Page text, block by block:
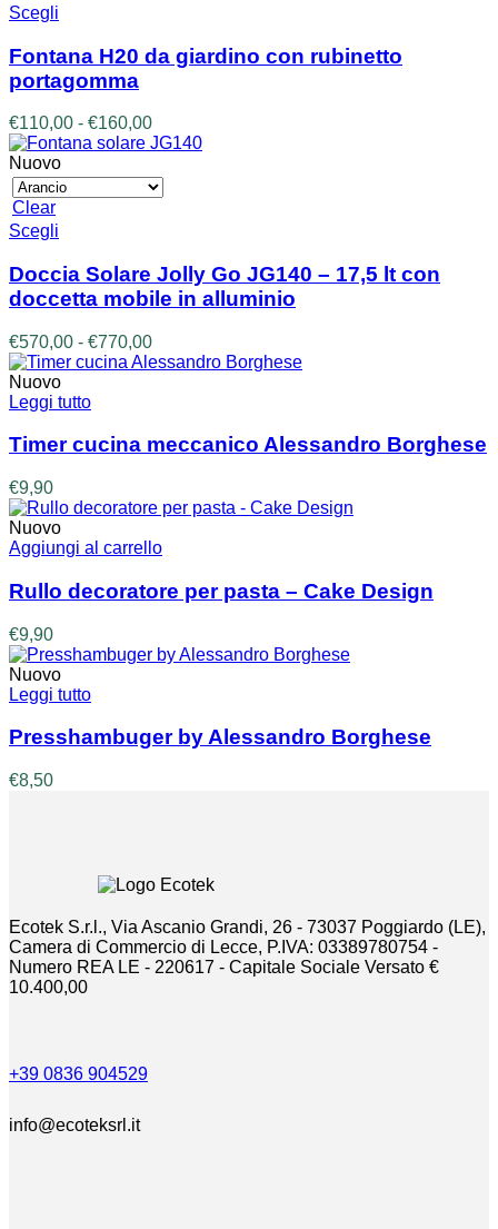
prodotto
Scegli
ha
più
varianti.
Le
opzioni
possono
essere
scelte
prodotto
Fontana H20 da giardino con rubinetto
portagomma
€110,00 - €160,00Fascia
di
da
€110,00
Nuovo
Clear
Scegli
ha
più
varianti.
opzioni
possono
essere
scelte
pagina
Doccia Solare Jolly Go JG140 – 17,5 lt con
doccetta mobile in alluminio
€570,00 - €770,00Fascia
di
a
Nuovo
Leggi tutto
Timer cucina meccanico Alessandro Borghese
€9,90
Nuovo
Aggiungi al carrello
Rullo decoratore per pasta – Cake Design
€9,90
Nuovo
Leggi tutto
Presshambuger by Alessandro Borghese
€8,50
Ecotek S.r.l., Via Ascanio Grandi, 26 - 73037 Poggiardo (LE),
Camera di Commercio di Lecce, P.IVA: 03389780754 -
Numero REA LE - 220617 - Capitale Sociale Versato €
10.400,00
+39 0836 904529
info@ecoteksrl.it